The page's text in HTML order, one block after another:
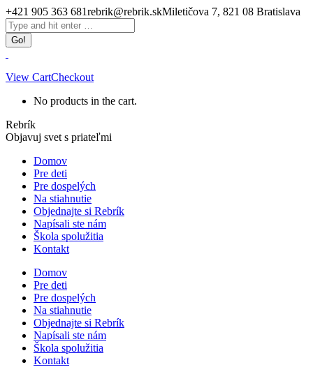
Skip
to
content
+421 905 363 681rebrik@rebrik.skMiletičova 7, 821 08 Bratislava
Facebook
page
opens
in
new
window
Search:
View CartCheckout
No products in the cart.
Rebrík
Objavuj svet s priateľmi
Domov
Pre deti
Pre dospelých
Na stiahnutie
Objednajte si Rebrík
Napísali ste nám
Škola spolužitia
Kontakt
Domov
Pre deti
Pre dospelých
Na stiahnutie
Objednajte si Rebrík
Napísali ste nám
Škola spolužitia
Kontakt